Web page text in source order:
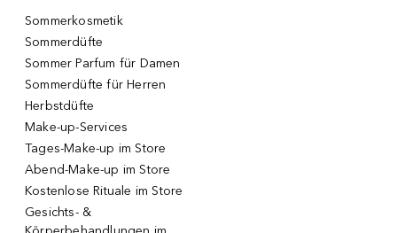
Sommerkosmetik
Sommerdüfte
Sommer Parfum für Damen
Sommerdüfte für Herren
Herbstdüfte
Make-up-Services
Tages-Make-up im Store
Abend-Make-up im Store
Kostenlose Rituale im Store
Gesichts- &